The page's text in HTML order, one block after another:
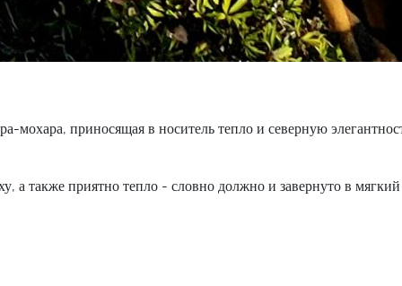
мохара, приносящая в носитель тепло и северную
а также приятно тепло - словно должно и завернуто в